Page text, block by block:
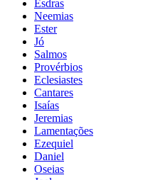
Esdras
Neemias
Ester
Jó
Salmos
Provérbios
Eclesiastes
Cantares
Isaías
Jeremias
Lamentações
Ezequiel
Daniel
Oseias